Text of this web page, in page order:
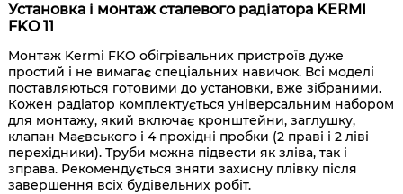
Установка і монтаж сталевого радіатора KERMI
FKO 11
Монтаж Kermi FKO обігрівальних пристроїв дуже
простий і не вимагає спеціальних навичок. Всі моделі
поставляються готовими до установки, вже зібраними.
Кожен радіатор комплектується універсальним набором
для монтажу, який включає кронштейни, заглушку,
клапан Маєвського і 4 прохідні пробки (2 праві і 2 ліві
перехідники). Труби можна підвести як зліва, так і
зправа. Рекомендується зняти захисну плівку після
завершення всіх будівельних робіт.